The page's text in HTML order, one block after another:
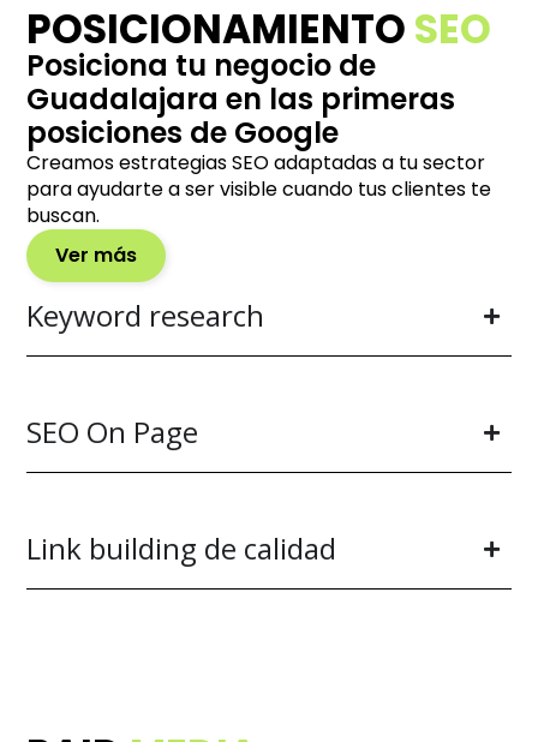
Keyword research
SEO On Page
Link building de calidad
POSICIONAMIENTOSEO
Posiciona tu negocio de
Guadalajara en las primeras
posiciones de Google
Creamos estrategias SEO adaptadas a tu sector
para ayudarte a ser visible cuando tus clientes te
buscan.
Ver más